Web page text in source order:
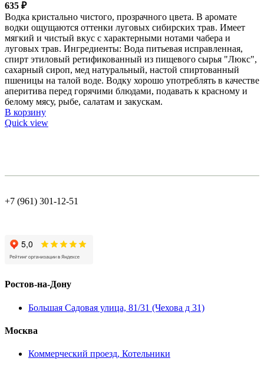
635 ₽
Водка кристально чистого, прозрачного цвета. В аромате
водки ощущаются оттенки луговых сибирских трав. Имеет
мягкий и чистый вкус с характерными нотами чабера и
луговых трав. Ингредиенты: Вода питьевая исправленная,
спирт этиловый ретификованный из пищевого сырья "Люкс",
сахарный сироп, мед натуральный, настой спиртованный
пшеницы на талой воде. Водку хорошо употреблять в качестве
аперитива перед горячими блюдами, подавать к красному и
белому мясу, рыбе, салатам и закускам.
В корзину
Quick view
+7 (961) 301-12-51
Ростов-на-Дону
Большая Садовая улица, 81/31 (Чехова д 31)
Москва
Коммерческий проезд, Котельники